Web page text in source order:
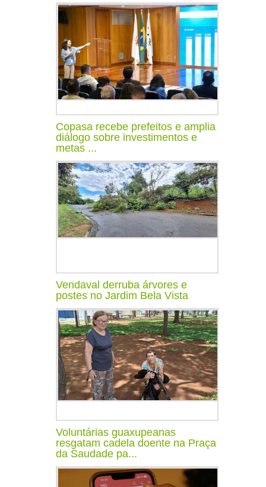
Copasa recebe prefeitos e amplia
diálogo sobre investimentos e
metas ...
Vendaval derruba árvores e
postes no Jardim Bela Vista
Voluntárias guaxupeanas
resgatam cadela doente na Praça
da Saudade pa...